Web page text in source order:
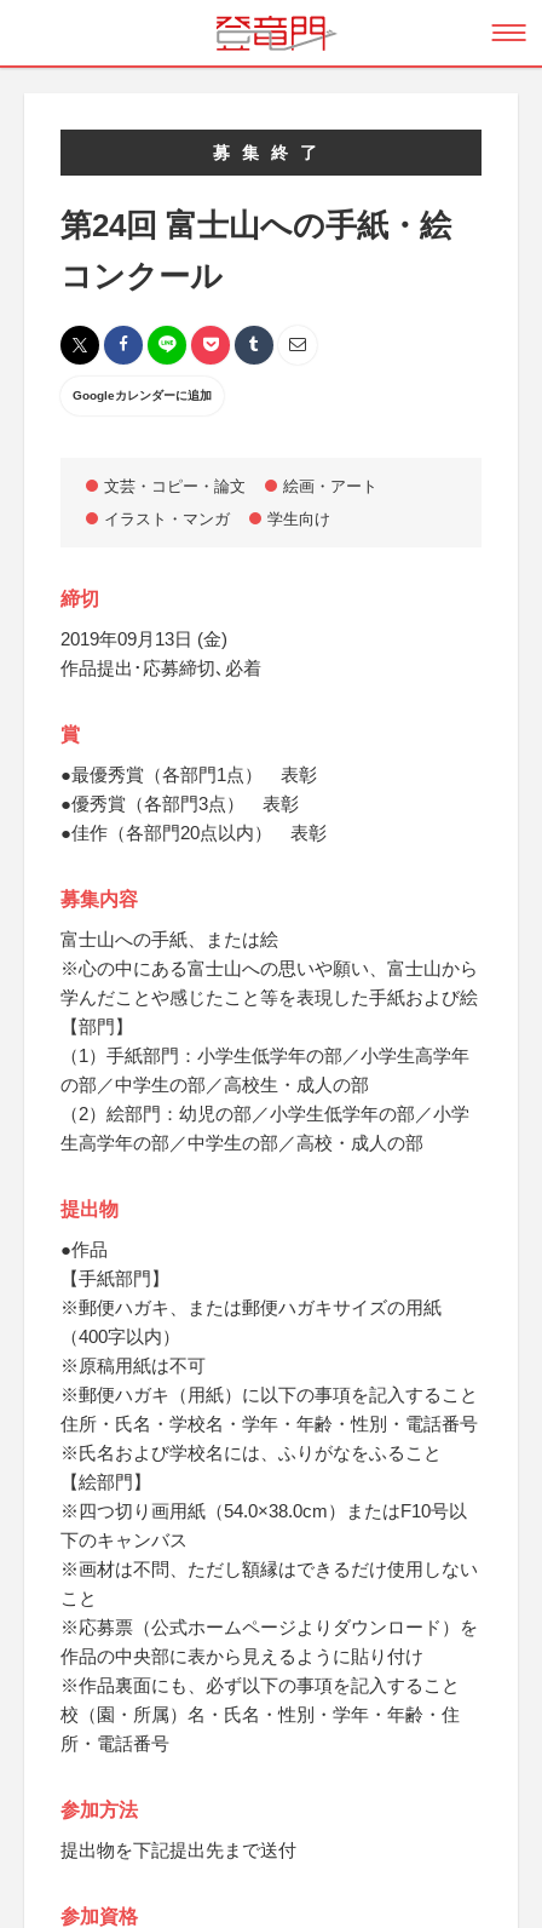
募集終了
第24回 富士山への手紙・絵
コンクール
Googleカレンダーに追加
文芸・コピー・論文
絵画・アート
イラスト・マンガ
学生向け
締切
2019年09月13日 (金)
作品提出･応募締切､必着
賞
●最優秀賞（各部門1点） 表彰
●優秀賞（各部門3点） 表彰
●佳作（各部門20点以内） 表彰
募集内容
富士山への手紙、または絵
※心の中にある富士山への思いや願い、富士山から
学んだことや感じたこと等を表現した手紙および絵
【部門】
（1）手紙部門：小学生低学年の部／小学生高学年
の部／中学生の部／高校生・成人の部
（2）絵部門：幼児の部／小学生低学年の部／小学
生高学年の部／中学生の部／高校・成人の部
提出物
●作品
【手紙部門】
※郵便ハガキ、または郵便ハガキサイズの用紙
（400字以内）
※原稿用紙は不可
※郵便ハガキ（用紙）に以下の事項を記入すること
住所・氏名・学校名・学年・年齢・性別・電話番号
※氏名および学校名には、ふりがなをふること
【絵部門】
※四つ切り画用紙（54.0×38.0cm）またはF10号以
下のキャンバス
※画材は不問、ただし額縁はできるだけ使用しない
こと
※応募票（公式ホームページよりダウンロード）を
作品の中央部に表から見えるように貼り付け
※作品裏面にも、必ず以下の事項を記入すること
校（園・所属）名・氏名・性別・学年・年齢・住
所・電話番号
参加方法
提出物を下記提出先まで送付
参加資格